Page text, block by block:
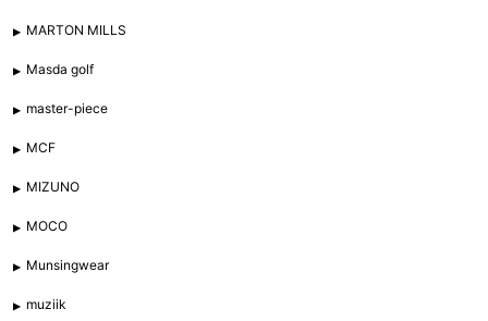
MARTON MILLS
Masda golf
master-piece
MCF
MIZUNO
MOCO
Munsingwear
muziik